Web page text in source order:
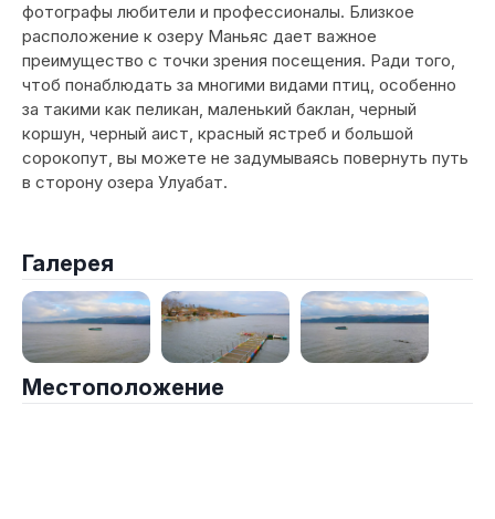
фотографы любители и профессионалы. Близкое
расположение к озеру Маньяс дает важное
преимущество с точки зрения посещения. Ради того,
чтоб понаблюдать за многими видами птиц, особенно
за такими как пеликан, маленький баклан, черный
коршун, черный аист, красный ястреб и большой
сорокопут, вы можете не задумываясь повернуть путь
в сторону озера Улуабат.
Галерея
Местоположение